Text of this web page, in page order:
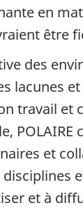
en
être
des
lacunes
travail
et
et à